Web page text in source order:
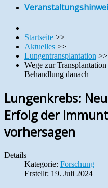
Startseite >>
Aktuelles >>
Lungentransplantation >>
Wege zur
Behandlung danach
Lungenkrebs:
Erfolg der
vorhersagen
Details
Kategorie: Forschung
Erstellt: 19. Juli 2024